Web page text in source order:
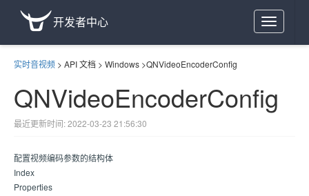
Toggle
navigation
开发者中心
实时音视频 > API 文档 > Windows >QNVideoEncoderConfig
QNVideoEncoderConfig
最近更新时间: 2022-03-23 21:56:30
配置视频编码参数的结构体
Index
Properties